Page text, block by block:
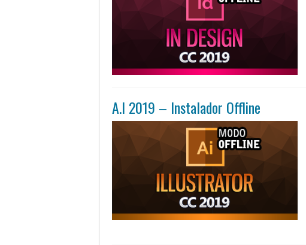
A.I 2019 – Instalador Offline